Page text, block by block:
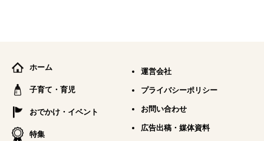
ホーム
子育て・育児
おでかけ・イベント
特集
運営会社
プライバシーポリシー
お問い合わせ
広告出稿・媒体資料